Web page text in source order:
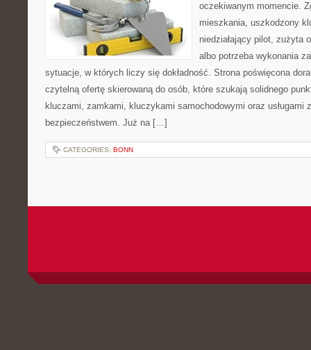
oczekiwanym momencie.
mieszkania, uszkodzony
niedziałający pilot, zużyta
albo potrzeba wykonania
sytuacje, w których liczy się dokładność. Strona poświęcona
czytelną ofertę skierowaną do osób, które szukają solidnego
kluczami, zamkami, kluczykami samochodowymi oraz usługami
bezpieczeństwem. Już na […]
CATEGORIES: BONN